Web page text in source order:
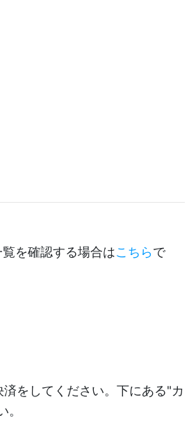
を確認する場合はこちらで
をしてください。下にある"カ